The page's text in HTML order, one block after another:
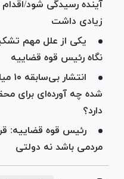
آینده رسیدگی شود/اقدام
زیادی داشت
یکی از علل مهم
نگاه رئیس قوه قضاییه
شده چه آورده‌ای برای
دارد؟
رئیس قوه قضاییه:
مردمی باشد نه دولتی